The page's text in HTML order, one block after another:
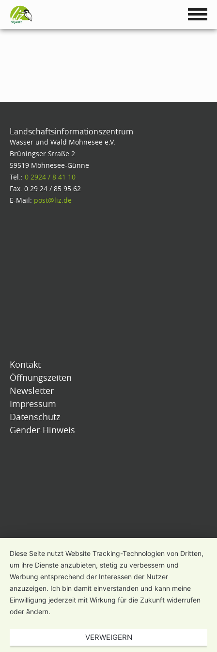
Landschaftsinformationszentrum
Wasser und Wald Möhnesee e.V.
Brüningser Straße 2
59519 Möhnesee-Günne
Tel.: 0 2924 / 8 41 10
Fax: 0 29 24 / 85 95 62
E-Mail: post@liz.de
Kontakt
Öffnungszeiten
Newsletter
Impressum
Datenschutz
Gender-Hinweis
Diese Seite nutzt Website Tracking-Technologien von Dritten,
um ihre Dienste anzubieten, stetig zu verbessern und
Werbung entsprechend der Interessen der Nutzer
anzuzeigen. Ich bin damit einverstanden und kann meine
Einwilligung jederzeit mit Wirkung für die Zukunft widerrufen
oder ändern.
VERWEIGERN